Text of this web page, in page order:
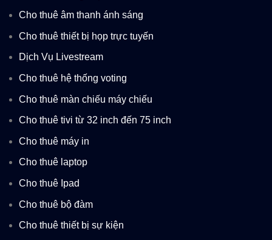
Cho thuê âm thanh ánh sáng
Cho thuê thiết bị họp trực tuyến
Dịch Vụ Livestream
Cho thuê hệ thống voting
Cho thuê màn chiếu máy chiếu
Cho thuê tivi từ 32 inch đến 75 inch
Cho thuê máy in
Cho thuê laptop
Cho thuê Ipad
Cho thuê bộ đàm
Cho thuê thiết bị sự kiện